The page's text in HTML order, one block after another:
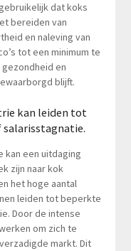
dat koks
bereiden van
en naleving van
tot een minimum te
en
blijft.
kan leiden tot
kan een uitdaging
zijn naar kok
het hoge aantal
leiden tot beperkte
Door de intense
om zich te
markt. Dit